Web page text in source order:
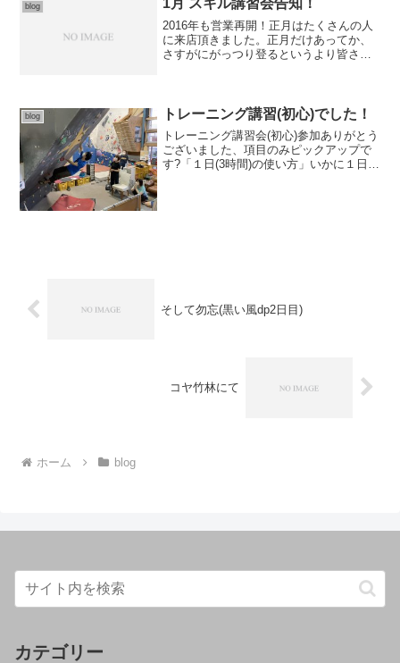
blog 1月 スキル講習会告知！
2016年も営業再開！正月はたくさんの人
に来店頂きました。正月だけあってか、
さすがにがっつり登るというより皆さま
に、大幅ホールドチェ...
blog トレーニング講習(初心)でした！
トレーニング講習会(初心)参加ありがとう
ございました、項目のみピックアップで
す?「１日(3時間)の使い方」いかに１日の
そして勿忘(黒い風dp2日目)
コヤ竹林にて
ホーム blog
カテゴリー